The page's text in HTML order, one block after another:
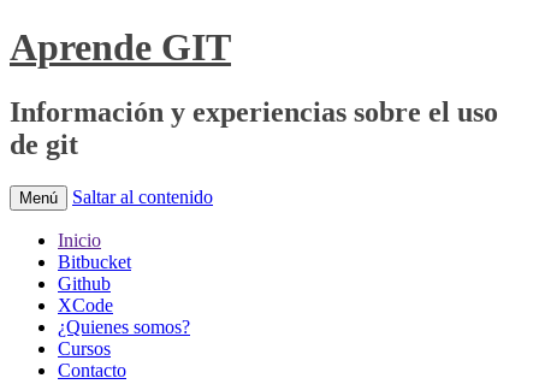
Aprende GIT
Información y experiencias sobre el uso
de git
Menú Saltar al contenido
Inicio
Bitbucket
Github
XCode
¿Quienes somos?
Cursos
Contacto